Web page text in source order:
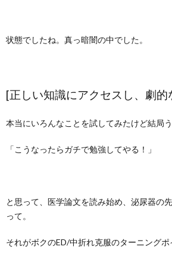
状態でしたね。真っ暗闇の中でした。
[正しい知識にアクセスし、劇的
本当にいろんなことを試してみたけど結局
「こうなったらガチで勉強してやる！」
と思って、医学論文を読み始め、泌尿器の
って。
それがボクのED/中折れ克服のターニングポ